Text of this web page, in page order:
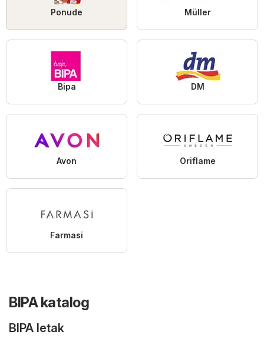
Ponude Müller
Bipa DM
Avon Oriflame
Farmasi
BIPA katalog
BIPA letak